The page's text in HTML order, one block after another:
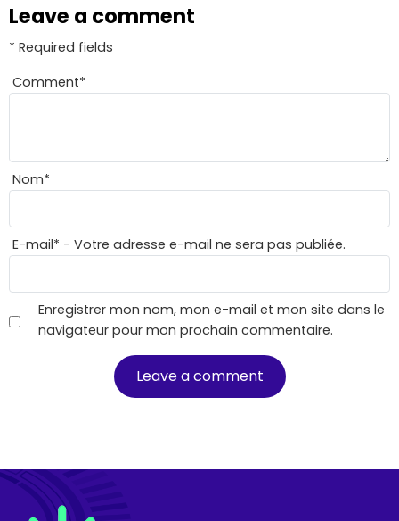
Leave a comment
* Required fields
Comment*
Nom*
E-mail* - Votre adresse e-mail ne sera pas publiée.
Enregistrer mon nom, mon e-mail et mon site dans le
navigateur pour mon prochain commentaire.